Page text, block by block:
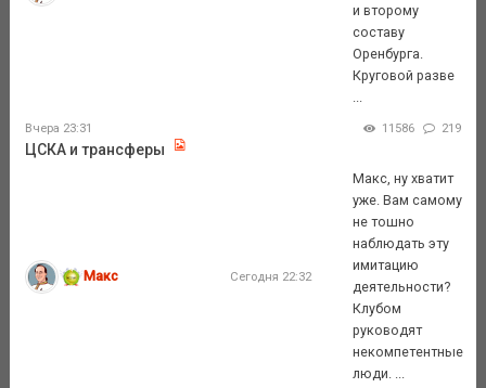
и второму
составу
Оренбурга.
Круговой разве
...
Вчера 23:31 11586 219
ЦСКА и трансферы
Макс Сегодня 22:32
Макс, ну хватит
уже. Вам самому
не тошно
наблюдать эту
имитацию
деятельности?
Клубом
руководят
некомпетентные
люди. ...